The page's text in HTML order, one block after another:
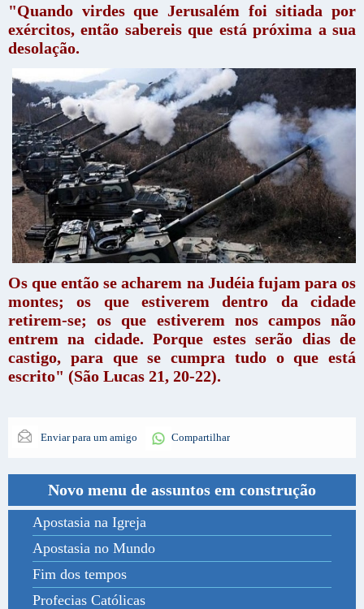
"Quando virdes que Jerusalém foi sitiada por
exércitos, então sabereis que está próxima a sua
desolação.
Os que então se acharem na Judéia fujam para os
montes; os que estiverem dentro da cidade
retirem-se; os que estiverem nos campos não
entrem na cidade. Porque estes serão dias de
castigo, para que se cumpra tudo o que está
escrito" (São Lucas 21, 20-22).
Enviar para um amigo Compartilhar
Novo menu de assuntos em construção
Apostasia na Igreja
Apostasia no Mundo
Fim dos tempos
Profecias Católicas